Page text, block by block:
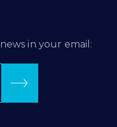
in your email: